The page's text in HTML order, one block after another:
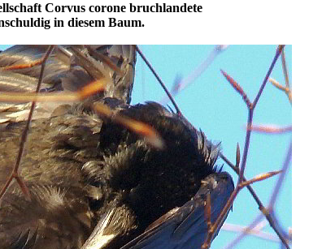
Corvus corone bruchlandete
in diesem Baum.